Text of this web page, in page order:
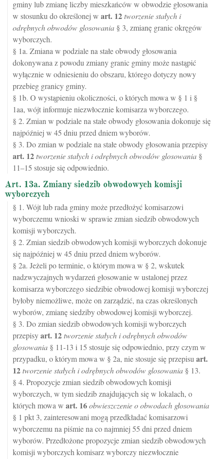
gminy lub zmianę liczby mieszkańców w obwodzie głosowania
w stosunku do określonej w art. 12tworzenie stałych i
odrębnych obwodów glosowania § 3, zmianę granic okręgów
wyborczych.
§ 1a. Zmiana w podziale na stałe obwody głosowania
dokonywana z powodu zmiany granic gminy może nastąpić
wyłącznie w odniesieniu do obszaru, którego dotyczy nowy
przebieg granicy gminy.
§ 1b. O wystąpieniu okoliczności, o których mowa w § 1 i §
1aa, wójt informuje niezwłocznie komisarza wyborczego.
§ 2. Zmian w podziale na stałe obwody głosowania dokonuje się
najpóźniej w 45 dniu przed dniem wyborów.
§ 3. Do zmian w podziale na stałe obwody głosowania przepisy
art. 12tworzenie stałych i odrębnych obwodów glosowania §
11–15 stosuje się odpowiednio.
Art. 13a. Zmiany siedzib obwodowych komisji
wyborczych
§ 1. Wójt lub rada gminy może przedłożyć komisarzowi
wyborczemu wnioski w sprawie zmian siedzib obwodowych
komisji wyborczych.
§ 2. Zmian siedzib obwodowych komisji wyborczych dokonuje
się najpóźniej w 45 dniu przed dniem wyborów.
§ 2a. Jeżeli po terminie, o którym mowa w § 2, wskutek
nadzwyczajnych wydarzeń głosowanie w ustalonej przez
komisarza wyborczego siedzibie obwodowej komisji wyborczej
byłoby niemożliwe, może on zarządzić, na czas określonych
wyborów, zmianę siedziby obwodowej komisji wyborczej.
§ 3. Do zmian siedzib obwodowych komisji wyborczych
przepisyart. 12tworzenie stałych i odrębnych obwodów
glosowania § 11-13 i 15 stosuje się odpowiednio, przy czym w
przypadku, o którym mowa w § 2a, nie stosuje się przepisu art.
12tworzenie stałych i odrębnych obwodów glosowania § 13.
§ 4. Propozycje zmian siedzib obwodowych komisji
wyborczych, w tym siedzib znajdujących się w lokalach, o
których mowa w art. 16obwieszczenie o obwodach głosowania
§ 1 pkt 3, zainteresowani mogą przedkładać komisarzowi
wyborczemu na piśmie na co najmniej 55 dni przed dniem
wyborów. Przedłożone propozycje zmian siedzib obwodowych
komisji wyborczych komisarz wyborczy niezwłocznie